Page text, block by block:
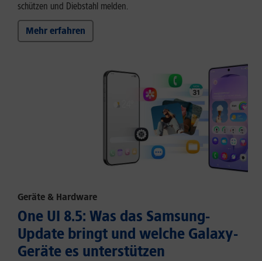
schützen und Diebstahl melden.
Mehr erfahren
Geräte & Hardware
One UI 8.5: Was das Samsung-
Update bringt und welche Galaxy-
Geräte es unterstützen